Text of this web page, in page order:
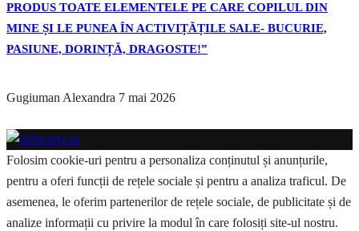
PRODUS TOATE ELEMENTELE PE CARE COPILUL DIN
MINE ȘI LE PUNEA ÎN ACTIVIȚĂȚILE SALE- BUCURIE,
PASIUNE, DORINȚĂ, DRAGOSTE!”
Gugiuman Alexandra 7 mai 2026
Folosim cookie-uri pentru a personaliza conținutul și anunțurile,
pentru a oferi funcții de rețele sociale și pentru a analiza traficul. De
asemenea, le oferim partenerilor de rețele sociale, de publicitate și de
analize informații cu privire la modul în care folosiți site-ul nostru.